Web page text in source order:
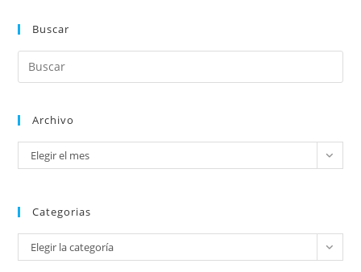
Buscar
Archivo
Elegir el mes
Categorias
Elegir la categoría